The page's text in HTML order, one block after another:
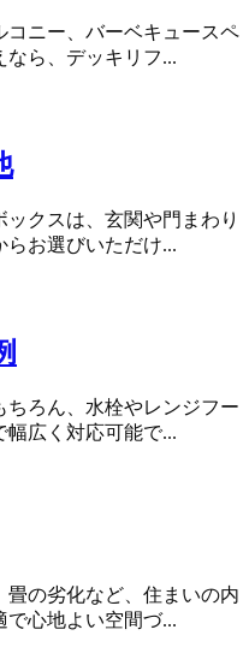
コニー、バーベキュースペ
ら、デッキリフ...
クスは、玄関や門まわり
お選びいただけ...
ちろん、水栓やレンジフー
幅広く対応可能で...
の劣化など、住まいの内
心地よい空間づ...